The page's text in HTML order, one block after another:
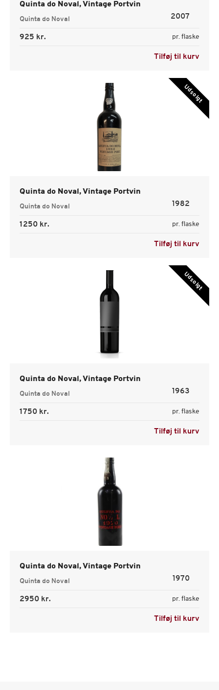
Quinta do Noval, Vintage Portvin
Quinta do Noval 2007
925 kr. pr. flaske
Tilføj til kurv
Udsolgt
Quinta do Noval, Vintage Portvin
Quinta do Noval 1982
1250 kr. pr. flaske
Tilføj til kurv
Udsolgt
Quinta do Noval, Vintage Portvin
Quinta do Noval 1963
1750 kr. pr. flaske
Tilføj til kurv
Quinta do Noval, Vintage Portvin
Quinta do Noval 1970
2950 kr. pr. flaske
Tilføj til kurv